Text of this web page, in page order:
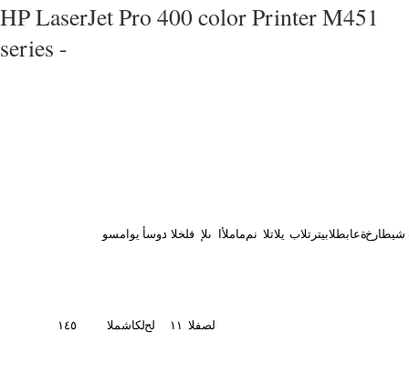
HP LaserJet Pro 400 color Printer M451
series -
شيطارخةعابطلابيترتلاب يلاتلا نمماملأا ىلإ فلخلا :دوسأ يوامسو
١٤٥ لصفلا ١١ لحلكاشملا